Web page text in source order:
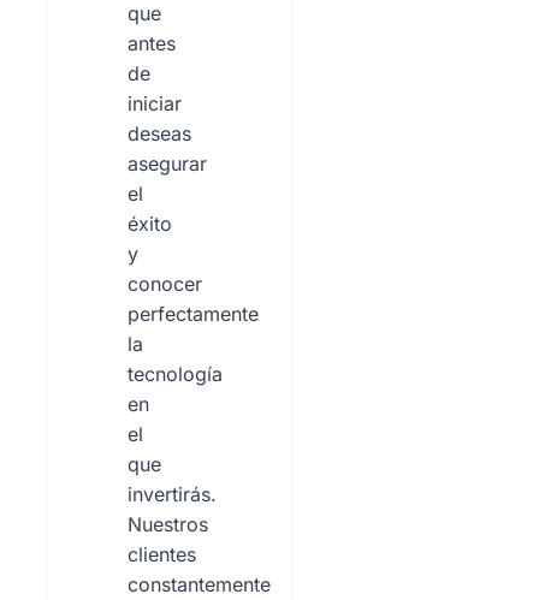
que
antes
de
iniciar
deseas
asegurar
el
éxito
y
conocer
perfectamente
la
tecnología
en
el
que
invertirás.
Nuestros
clientes
constantemente